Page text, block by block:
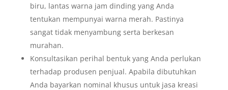
biru, lantas warna jam dinding yang Anda
tentukan mempunyai warna merah. Pastinya
sangat tidak menyambung serta berkesan
murahan.
Konsultasikan perihal bentuk yang Anda perlukan
terhadap produsen penjual. Apabila dibutuhkan
Anda bayarkan nominal khusus untuk jasa kreasi